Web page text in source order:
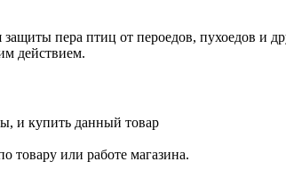
пера птиц от пероедов, пухоедов и
действием.
и купить данный товар
товару или работе магазина.